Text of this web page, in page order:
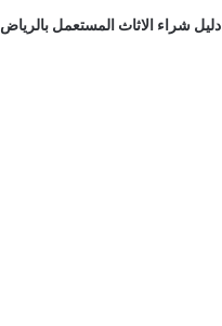
دليل شراء الاثاث المستعمل بالرياض